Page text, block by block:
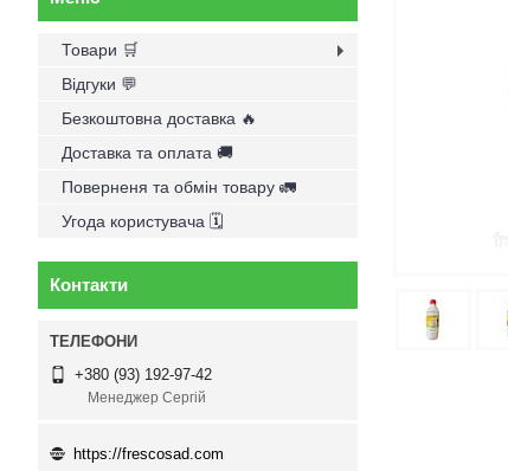
Товари 🛒
Відгуки 💬
Безкоштовна доставка 🔥
Доставка та оплата 🚚
Поверненя та обмін товару 🚛
Угода користувача 🗓
Контакти
+380 (93) 192-97-42
Менеджер Сергій
https://frescosad.com